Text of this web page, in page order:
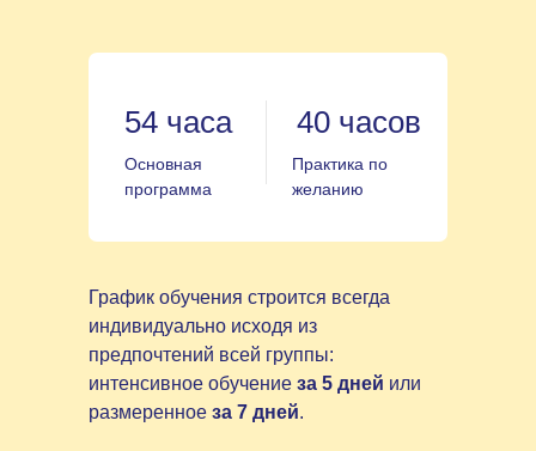
54 часа
Основная
программа
График обучения строится всегда
индивидуально исходя из
предпочтений всей группы:
интенсивное обучение за 5 дней или
размеренное за 7 дней.
40 часов
Практика по
желанию